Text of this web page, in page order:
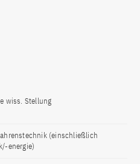
wiss. Stellung
(einschließlich
energie)